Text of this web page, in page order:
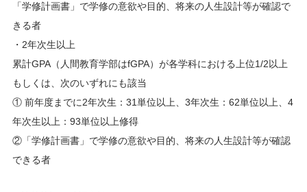
「学修計画書」で学修の意欲や目的、将来の人生設計等が確認で
きる者
・2年次生以上
累計GPA（人間教育学部はfGPA）が各学科における上位1/2以上
もしくは、次のいずれにも該当
① 前年度までに2年次生：31単位以上、3年次生：62単位以上、4
年次生以上：93単位以上修得
②「学修計画書」で学修の意欲や目的、将来の人生設計等が確認
できる者